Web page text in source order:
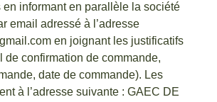
en informant en parallèle la société
email adressé à l’adresse
en joignant les justificatifs
de confirmation de commande,
date de commande). Les
à l’adresse suivante : GAEC DE